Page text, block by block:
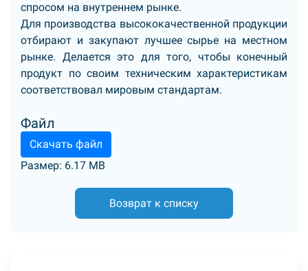
спросом на внутреннем рынке.
Для производства высококачественной продукции
отбирают и закупают лучшее сырье на местном
рынке. Делается это для того, чтобы конечный
продукт по своим техническим характеристикам
соответствовал мировым стандартам.
Файл
Скачать файл
Размер: 6.17 MB
Возврат к списку